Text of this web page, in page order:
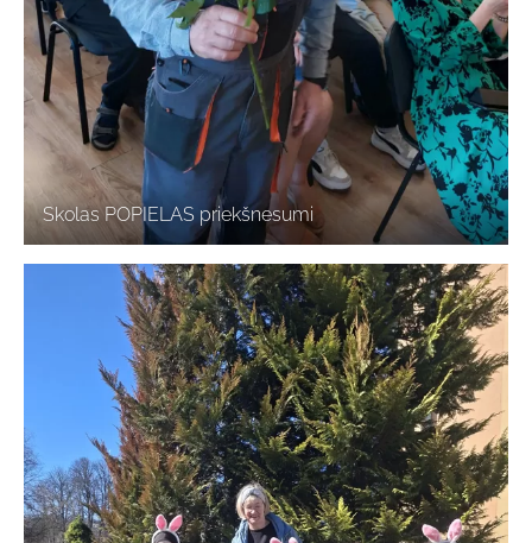
Skolas POPIELAS priekšnesumi